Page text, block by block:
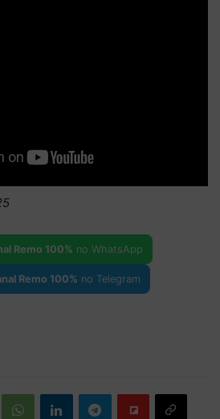
Remo 100% no WhatsApp
Remo 100% no Telegram